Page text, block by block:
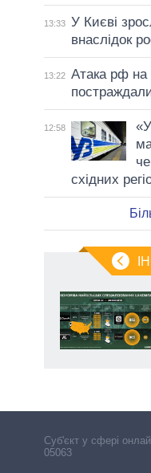
13:33 У Києві
внаслідок
13:22 Атака рф на
12:58
східних
Cуб'єкт у сфері
05063